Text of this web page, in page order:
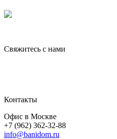
Свяжитесь с нами
Контакты
Офис в Москве
+7 (962) 362-32-88
info@banidom.ru